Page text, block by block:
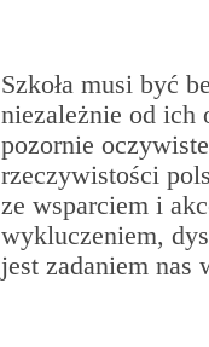
Szkoła musi być
niezależnie od ich
pozornie
rzeczywistości
ze wsparciem i
wykluczeniem,
jest zadaniem nas